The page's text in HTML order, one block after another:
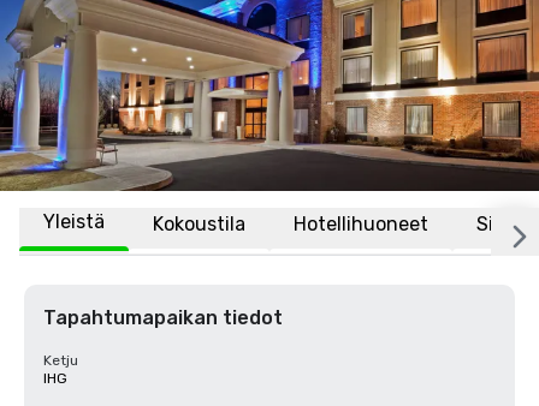
Yleistä Kokoustila Hotellihuoneet Sijainti
Tapahtumapaikan tiedot
Ketju
IHG